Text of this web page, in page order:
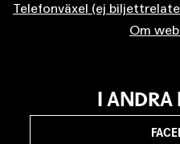
Telefonväxel (ej
Om
I ANDRA